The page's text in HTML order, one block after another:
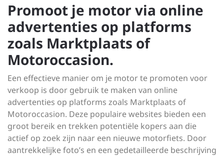
Promoot je motor via online
advertenties op platforms
zoals Marktplaats of
Motoroccasion.
Een effectieve manier om je motor te promoten voor
verkoop is door gebruik te maken van online
advertenties op platforms zoals Marktplaats of
Motoroccasion. Deze populaire websites bieden een
groot bereik en trekken potentiële kopers aan die
actief op zoek zijn naar een nieuwe motorfiets. Door
aantrekkelijke foto’s en een gedetailleerde beschrijving